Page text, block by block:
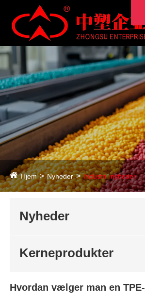
Hjem Nyheder Industri -nyheder
Nyheder
Kerneprodukter
​Hvordan vælger man en TPE-